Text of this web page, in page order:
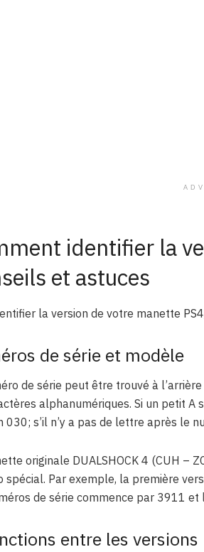
identifier la
et astuces
la version de votre manette
de série et modèle
de série peut être trouvé à
alphanumériques. Si un petit A
030; s’il n’y a pas de lettre après le
originale DUALSHOCK 4 (CUH –
spécial. Par exemple, la première
de série commence par 3911 et
entre les versions